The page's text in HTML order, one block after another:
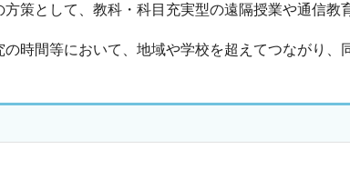
策として、教科・科目充実型の遠隔授業や通信
時間等において、地域や学校を超えてつながり